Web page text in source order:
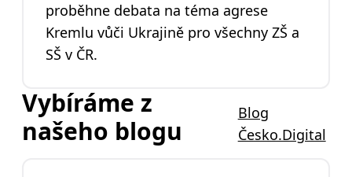
proběhne debata na téma agrese
Kremlu vůči Ukrajině pro všechny ZŠ a
SŠ v ČR.
Vybíráme z
našeho blogu
Blog
Česko.Digital